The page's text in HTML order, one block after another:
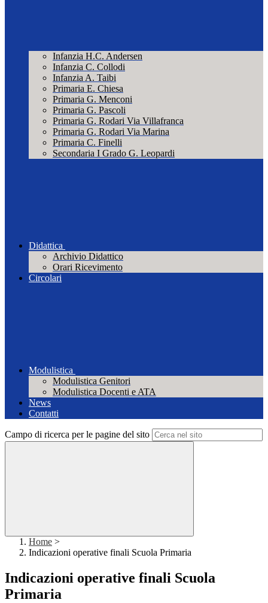
Infanzia H.C. Andersen
Infanzia C. Collodi
Infanzia A. Taibi
Primaria E. Chiesa
Primaria G. Menconi
Primaria G. Pascoli
Primaria G. Rodari Via Villafranca
Primaria G. Rodari Via Marina
Primaria C. Finelli
Secondaria I Grado G. Leopardi
Didattica
Archivio Didattico
Orari Ricevimento
Circolari
Modulistica
Modulistica Genitori
Modulistica Docenti e ATA
News
Contatti
Campo di ricerca per le pagine del sito
Home >
Indicazioni operative finali Scuola Primaria
Indicazioni operative finali Scuola
Primaria